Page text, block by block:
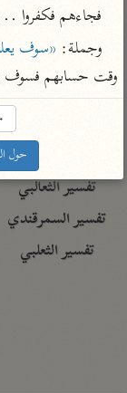
عامّة
تفسير السمعاني
تفسير مكّي
محاسن التأويل
تفسير الثعالبي
تفسير السمرقندي
تفسير الثعلبي
فجاءهم فكفروا
وجملة: «سوف
وقت حسابهم فسوف
حول